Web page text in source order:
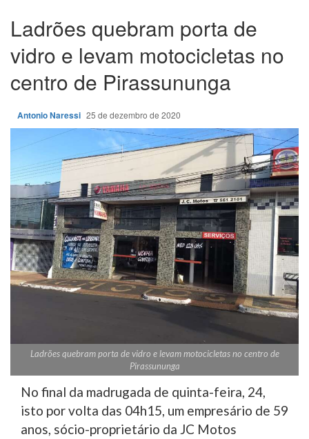
Ladrões quebram porta de
vidro e levam motocicletas no
centro de Pirassununga
Antonio Naressi 25 de dezembro de 2020
Ladrões quebram porta de vidro e levam motocicletas no centro de
Pirassununga
No final da madrugada de quinta-feira, 24,
isto por volta das 04h15, um empresário de 59
anos, sócio-proprietário da JC Motos